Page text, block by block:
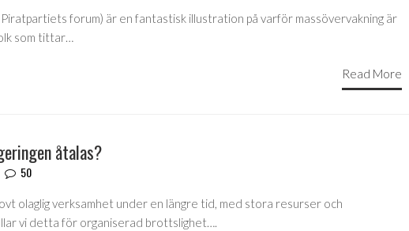
forum) är en fantastisk illustration på varför massövervakning är
som tittar…
Read More
åtalas?
50
olaglig verksamhet under en längre tid, med stora resurser och
vi detta för organiserad brottslighet….